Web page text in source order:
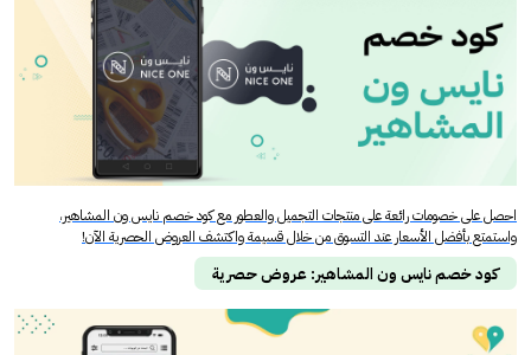
احصل على خصومات رائعة على منتجات التجميل والعطور مع كود خصم نايس ون المشاهير،
واستمتع بأفضل الأسعار عند التسوق من خلال قسيمة واكتشف العروض الحصرية الآن!
كود خصم نايس ون المشاهير: عروض حصرية